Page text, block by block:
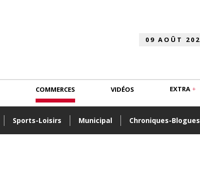
Sports-Loisirs Municipal Chroniques-Blogues
COMMERCES VIDÉOS EXTRA